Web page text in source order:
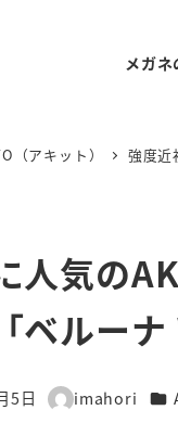
メガ
（アキット） 強度近
人気の
ベルー
5日
著
imahori カ